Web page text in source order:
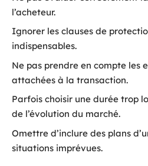
l’acheteur.
Ignorer les clauses de
indispensables.
Ne pas prendre en compte les
attachées à la transaction.
Parfois choisir une durée trop
de l’évolution du marché.
Omettre d’inclure des plans
situations imprévues.